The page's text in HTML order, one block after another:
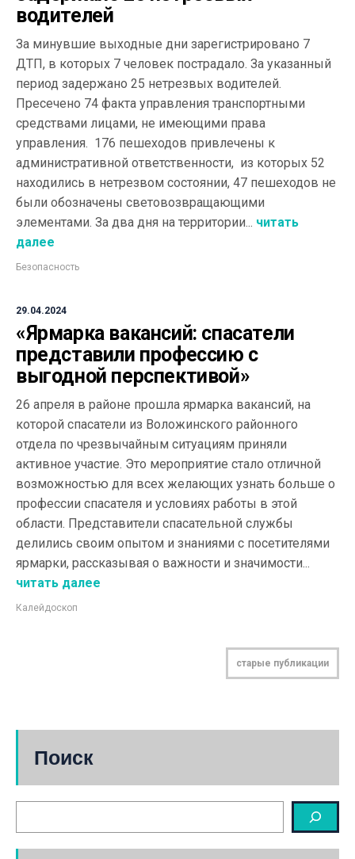
водителей
За минувшие выходные дни зарегистрировано 7
ДТП, в которых 7 человек пострадало. За указанный
период задержано 25 нетрезвых водителей.
Пресечено 74 факта управления транспортными
средствами лицами, не имеющими права
управления. 176 пешеходов привлечены к
административной ответственности, из которых 52
находились в нетрезвом состоянии, 47 пешеходов не
были обозначены световозвращающими
элементами. За два дня на территории... читать
далее
Безопасность
29.04.2024
«Ярмарка вакансий: спасатели
представили профессию с
выгодной перспективой»
26 апреля в районе прошла ярмарка вакансий, на
которой спасатели из Воложинского районного
отдела по чрезвычайным ситуациям приняли
активное участие. Это мероприятие стало отличной
возможностью для всех желающих узнать больше о
профессии спасателя и условиях работы в этой
области. Представители спасательной службы
делились своим опытом и знаниями с посетителями
ярмарки, рассказывая о важности и значимости...
читать далее
Калейдоскоп
старые публикации
Поиск